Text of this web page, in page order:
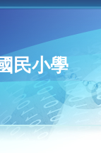
民小學